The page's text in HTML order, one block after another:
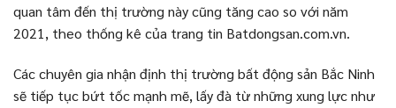
quan tâm đến thị trường này cũng tăng cao so với năm
2021, theo thống kê của trang tin Batdongsan.com.vn.
Các chuyên gia nhận định thị trường bất động sản Bắc Ninh
sẽ tiếp tục bứt tốc mạnh mẽ, lấy đà từ những xung lực như